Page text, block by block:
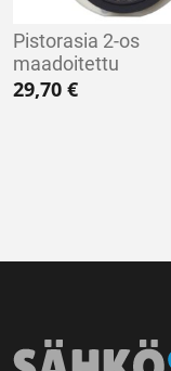
Pistorasia 2-os
maadoitettu
29,70 €